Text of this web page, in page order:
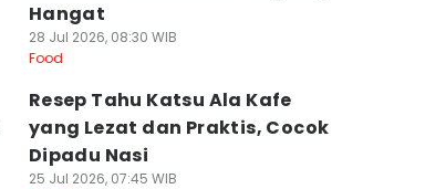
Hangat
28 Jul 2026, 08:30 WIB
Food
Resep Tahu Katsu Ala Kafe
yang Lezat dan Praktis, Cocok
Dipadu Nasi
25 Jul 2026, 07:45 WIB